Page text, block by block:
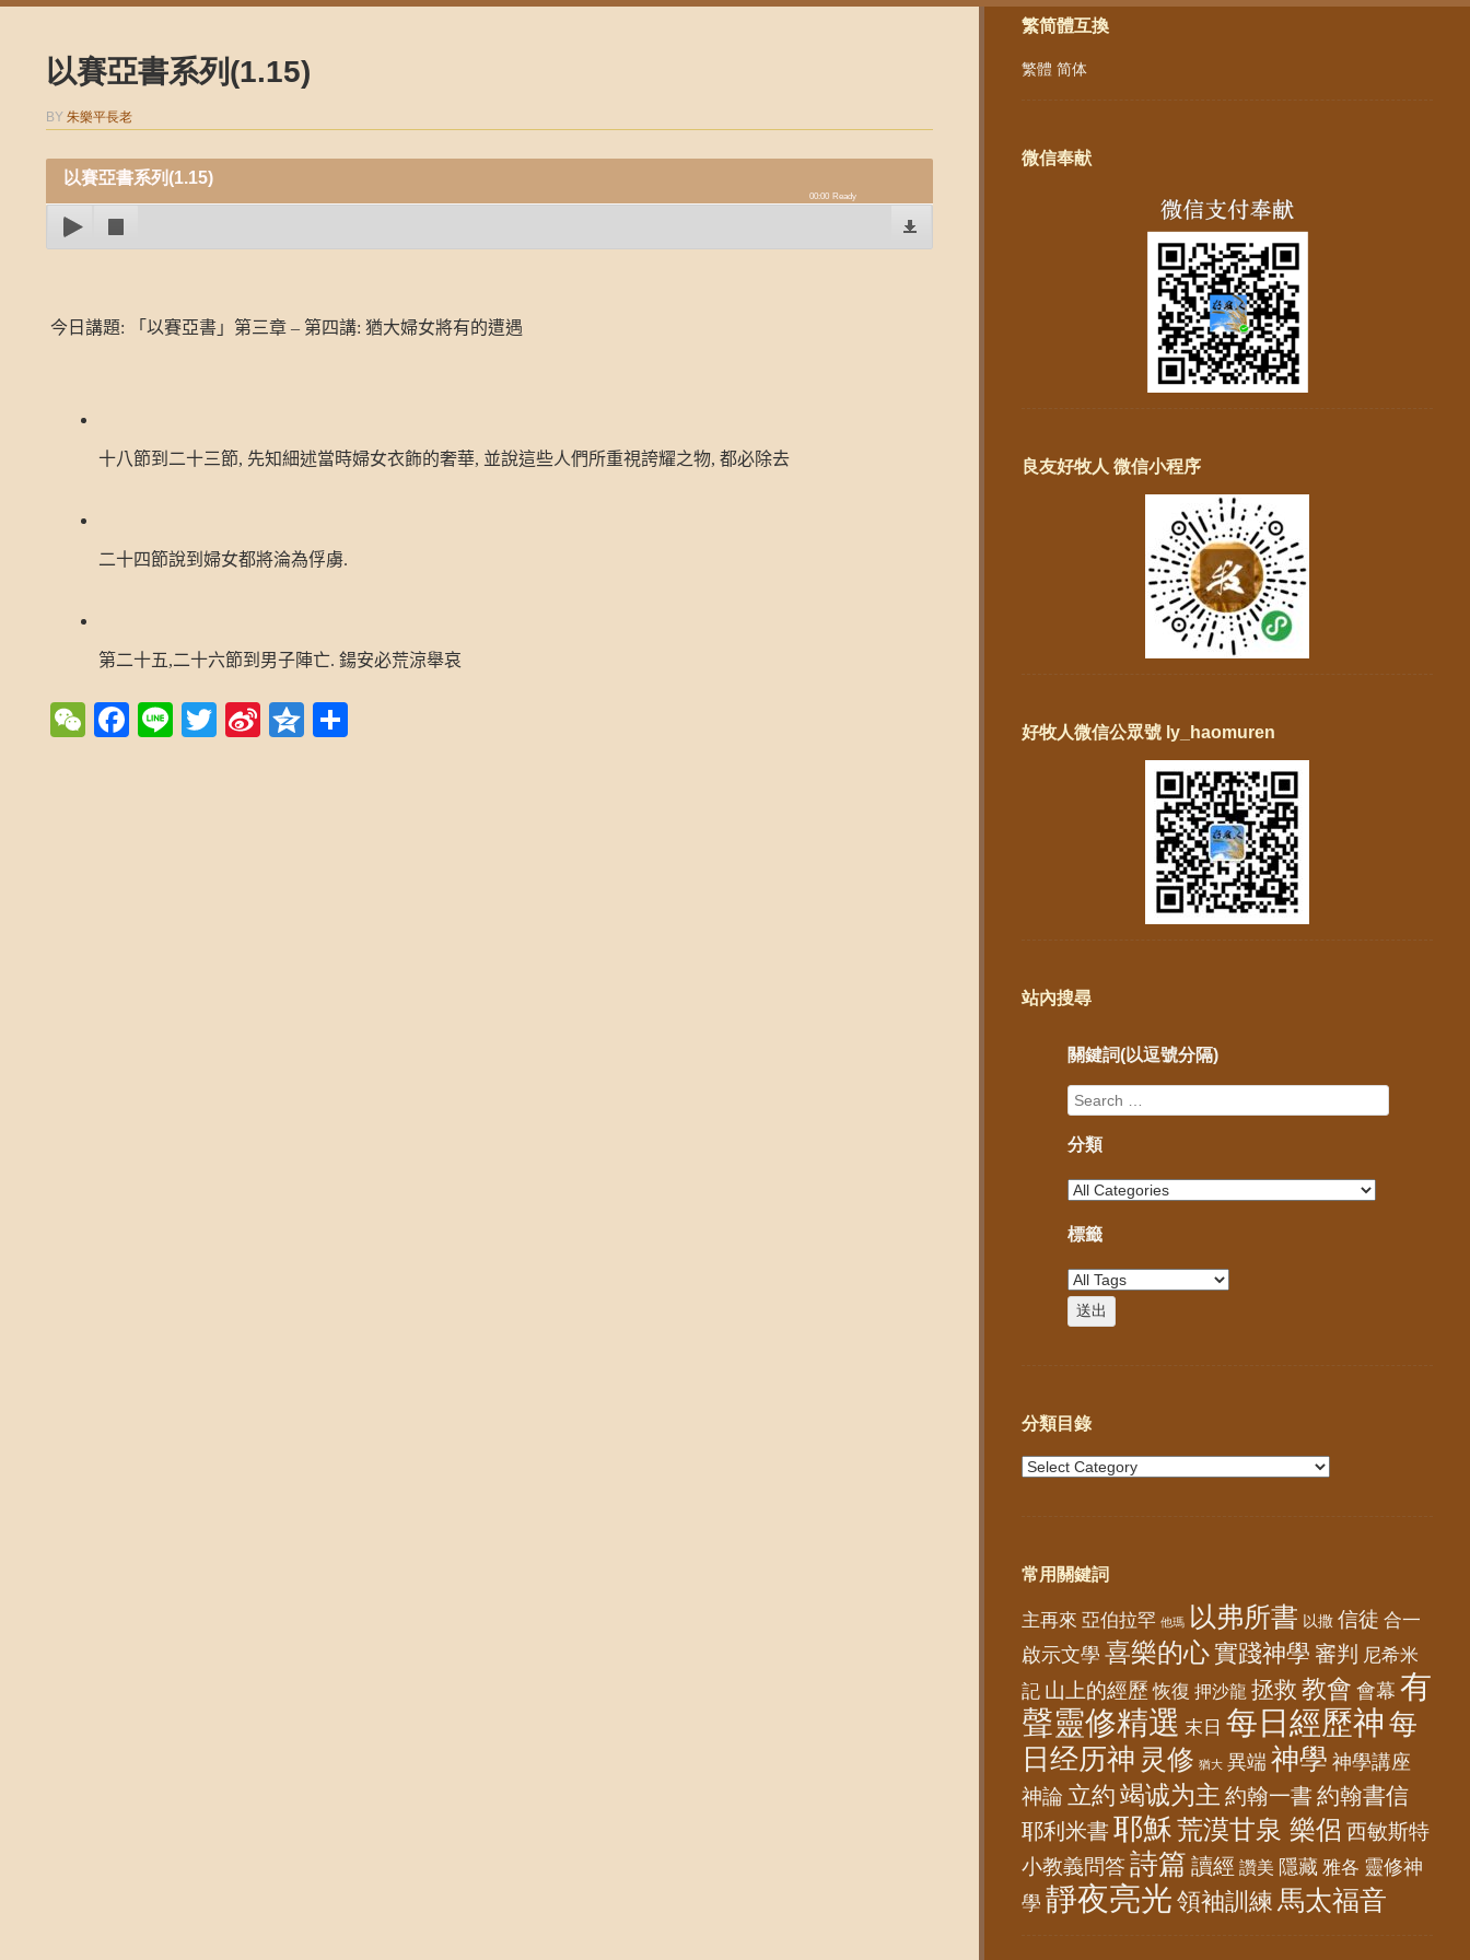
以賽亞書系列(1.15)
BY 朱樂平長老
以賽亞書系列(1.15)
00:00 Ready
今日講題: 「以賽亞書」第三章 – 第四講: 猶大婦女將有的遭遇
十八節到二十三節, 先知細述當時婦女衣飾的奢華, 並說這些人們所重視誇耀之物, 都必除去
二十四節說到婦女都將淪為俘虜.
第二十五,二十六節到男子陣亡. 鍚安必荒涼舉哀
WeChat
Facebook
LineTwitter
SinaQzone
繁简體互換
繁體 简体
微信奉献
良友好牧人 微信小程序
好牧人微信公眾號 ly_haomuren
站內搜尋
關鍵詞(以逗號分隔)
分類
標籤
分類目錄
常用關鍵詞
主再來 亞伯拉罕 他瑪 以弗所書 以撒 信徒 合一
啟示文學 喜樂的心實踐神學 審判 尼希米
記 山上的經歷 恢復 押沙龍 拯救 教會 會幕 有
聲靈修精選 末日 每日經歷神 每
日经历神 灵修 猶大 異端 神學 神學講座
神論 立約 竭诚为主 約翰一書 約翰書信
耶利米書 耶穌荒漠甘泉 樂侶 西敏斯特
小教義問答詩篇 讀經 讚美 隱藏 雅各 靈修神
學 靜夜亮光 領袖訓練 馬太福音